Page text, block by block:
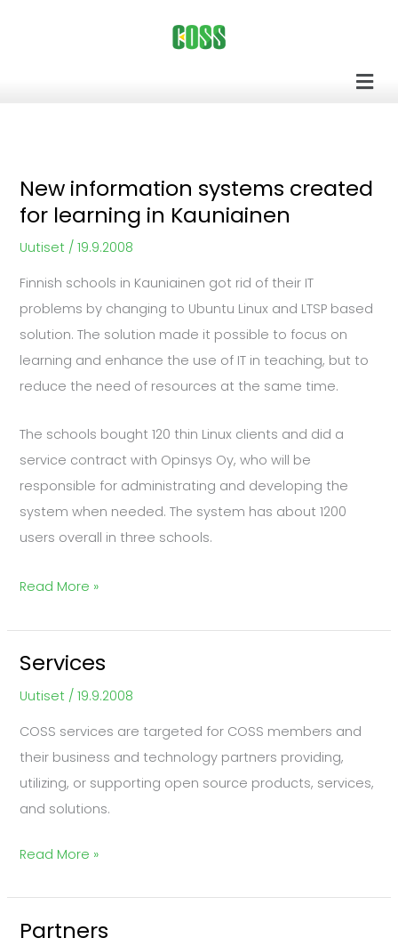
New information systems created
for learning in Kauniainen
Uutiset /19.9.2008
Finnish schools in Kauniainen got rid of their IT
problems by changing to Ubuntu Linux and LTSP based
solution. The solution made it possible to focus on
learning and enhance the use of IT in teaching, but to
reduce the need of resources at the same time.
The schools bought 120 thin Linux clients and did a
service contract with Opinsys Oy, who will be
responsible for administrating and developing the
system when needed. The system has about 1200
users overall in three schools.
New
information
systems
for
learning
in
Kauniainen
Read More »
Services
Uutiset /19.9.2008
COSS services are targeted for COSS members and
their business and technology partners providing,
utilizing, or supporting open source products, services,
and solutions.
Services
Read More »
Partners